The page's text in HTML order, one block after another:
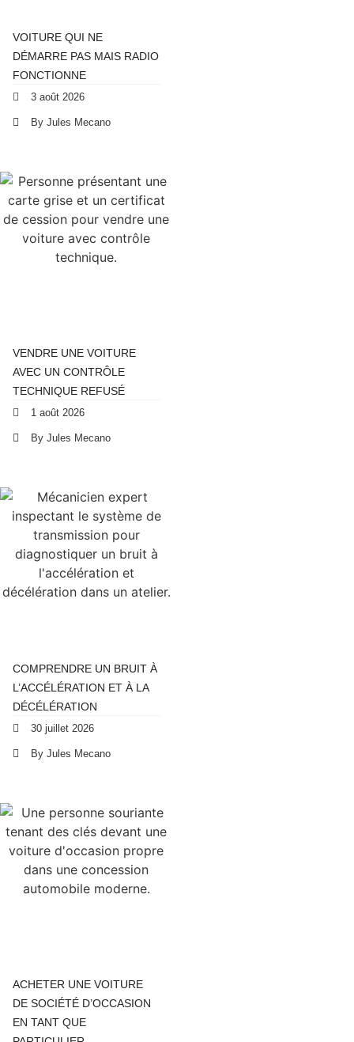
VOITURE QUI NE
DÉMARRE PAS MAIS RADIO
FONCTIONNE
3 août 2026
By Jules Mecano
VENDRE UNE VOITURE
AVEC UN CONTRÔLE
TECHNIQUE REFUSÉ
1 août 2026
By Jules Mecano
COMPRENDRE UN BRUIT À
L’ACCÉLÉRATION ET À LA
DÉCÉLÉRATION
30 juillet 2026
By Jules Mecano
ACHETER UNE VOITURE
DE SOCIÉTÉ D’OCCASION
EN TANT QUE